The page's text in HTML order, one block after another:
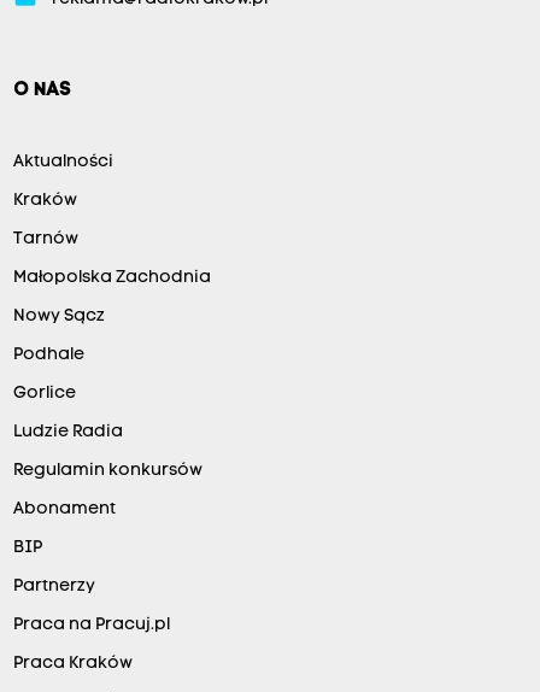
O NAS
Aktualności
Kraków
Tarnów
Małopolska Zachodnia
Nowy Sącz
Podhale
Gorlice
Ludzie Radia
Regulamin konkursów
Abonament
BIP
Partnerzy
Praca na Pracuj.pl
Praca Kraków